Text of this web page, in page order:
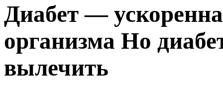
Диабет —
организма Но
вылечить